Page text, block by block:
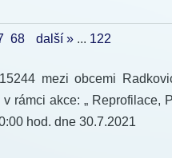
68 další » ... 122
mezi obcemi
rámci akce: „ Reprofilace,
hod. dne 30.7.2021